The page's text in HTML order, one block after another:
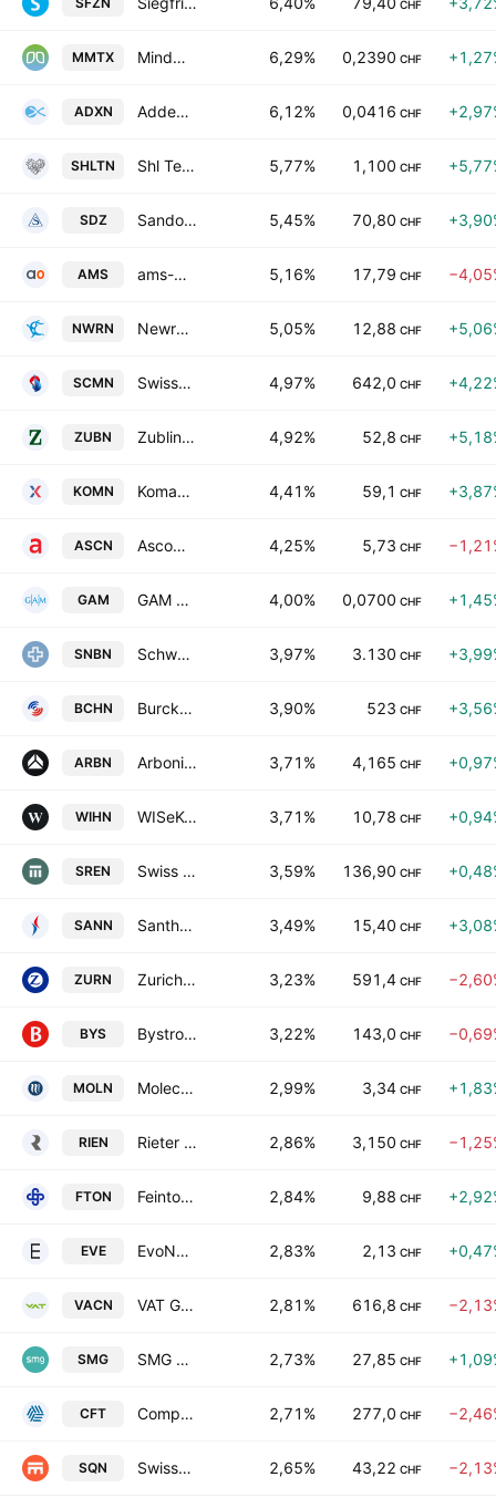
CHF
MMTX MindMaze Therapeutics Holding SA 6,29% 0,2390 CHF
ADXN Addex Therapeutics Ltd 6,12% 0,0416 CHF
SHLTN Shl Telemedicine Ltd. 5,77% 1,100 CHF
SDZ Sandoz Group Ltd 5,45% 70,80 CHF
AMS ams-OSRAM AG 5,16% 17,79 CHF
NWRN Newron Pharmaceuticals S.p.A. 5,05% 12,88 CHF
SCMN Swisscom AG 4,97% 642,0 CHF
ZUBN Zublin Immobilien Holding AG 4,92% 52,8 CHF
KOMN Komax Holding AG 4,41% 59,1 CHF
ASCN Ascom Holding AG 4,25% 5,73 CHF
GAM GAM Holding AG 4,00% 0,0700 CHF
SNBN Schweizerische Nationalbank 3,97% 3.130 CHF
BCHN Burckhardt Compression Holding AG 3,90% 523 CHF
ARBN Arbonia AG 3,71% 4,165 CHF
WIHN WISeKey International Holding Ltd. Class B 3,71% 10,78 CHF
SREN Swiss Re AG 3,59% 136,90 CHF
SANN Santhera Pharmaceuticals Holding AG 3,49% 15,40 CHF
ZURN Zurich Insurance Group Ltd 3,23% 591,4 CHF
BYS Bystronic AG 3,22% 143,0 CHF
MOLN Molecular Partners AG 2,99% 3,34 CHF
RIEN Rieter Holding AG 2,86% 3,150 CHF
FTON Feintool International Holding AG 2,84% 9,88 CHF
EVE EvoNext Holdings SA 2,83% 2,13 CHF
VACN VAT Group AG 2,81% 616,8 CHF
SMG SMG Swiss Marketplace Group Holding AG 2,73% 27,85 CHF
CFT Compagnie Financiere Tradition SA 2,71% 277,0 CHF
SQN Swissquote Group Holding Ltd. 2,65% 43,22 CHF